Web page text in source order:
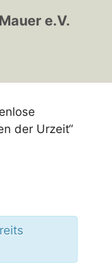
e.V.
der Urzeit“